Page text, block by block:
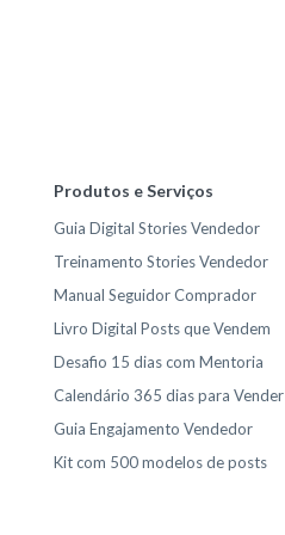
Produtos e Serviços
Guia Digital Stories Vendedor
Treinamento Stories Vendedor
Manual Seguidor Comprador
Livro Digital Posts que Vendem
Desafio 15 dias com Mentoria
Calendário 365 dias para Vender
Guia Engajamento Vendedor
Kit com 500 modelos de posts